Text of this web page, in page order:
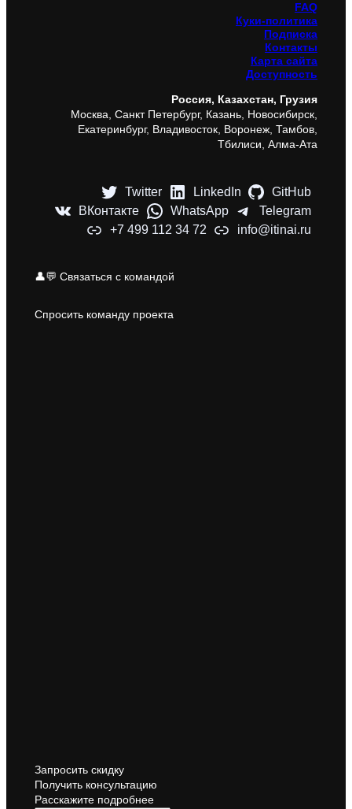
FAQ
Куки-политика
Подписка
Контакты
Карта сайта
Доступность
Россия, Казахстан, Грузия
Москва, Санкт Петербург, Казань, Новосибирск,
Екатеринбург, Владивосток, Воронеж, Тамбов,
Тбилиси, Алма-Ата
Twitter LinkedIn
GitHub
ВКонтакте
WhatsApp
Telegram
+7 499 112 34 72
info@itinai.ru
👤💬 Связаться с командой
Спросить команду проекта
Запросить скидку
Получить консультацию
Расскажите подробнее